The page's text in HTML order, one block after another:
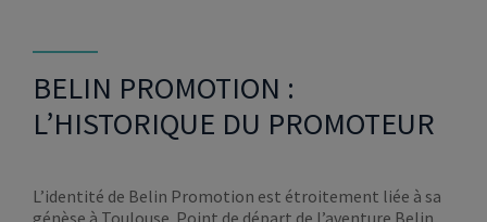
BELIN PROMOTION :
L’HISTORIQUE DU PROMOTEUR
L’identité de Belin Promotion est étroitement liée à sa
génèse à Toulouse. Point de départ de l’aventure Belin,